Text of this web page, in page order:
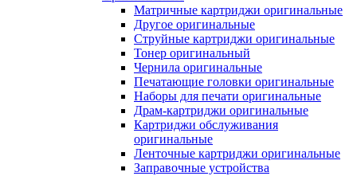
Матричные картриджи оригинальные
Другое оригинальные
Струйные картриджи оригинальные
Тонер оригинальный
Чернила оригинальные
Печатающие головки оригинальные
Наборы для печати оригинальные
Драм-картриджи оригинальные
Картриджи обслуживания
оригинальные
Ленточные картриджи оригинальные
Заправочные устройства